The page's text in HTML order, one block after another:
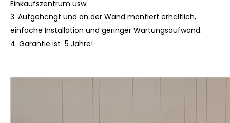
Einkaufszentrum usw.
3. Aufgehängt und an der Wand montiert erhältlich,
einfache Installation und geringer Wartungsaufwand.
4. Garantie ist 5 Jahre!